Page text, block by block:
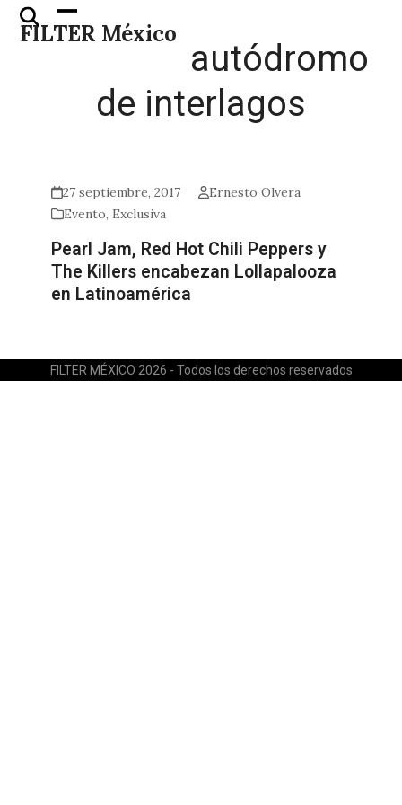
Skip
FILTER México
Open
mobile
Close
mobile
autódromo
de interlagos
27 septiembre, 2017
Ernesto Olvera
Evento,Exclusiva
Pearl Jam, Red Hot Chili Peppers y
The Killers encabezan Lollapalooza
en Latinoamérica
FILTER MÉXICO 2026 - Todos los derechos reservados